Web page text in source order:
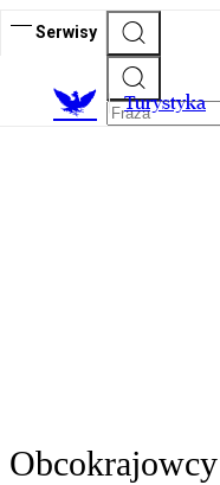
Serwisy
Turystyka